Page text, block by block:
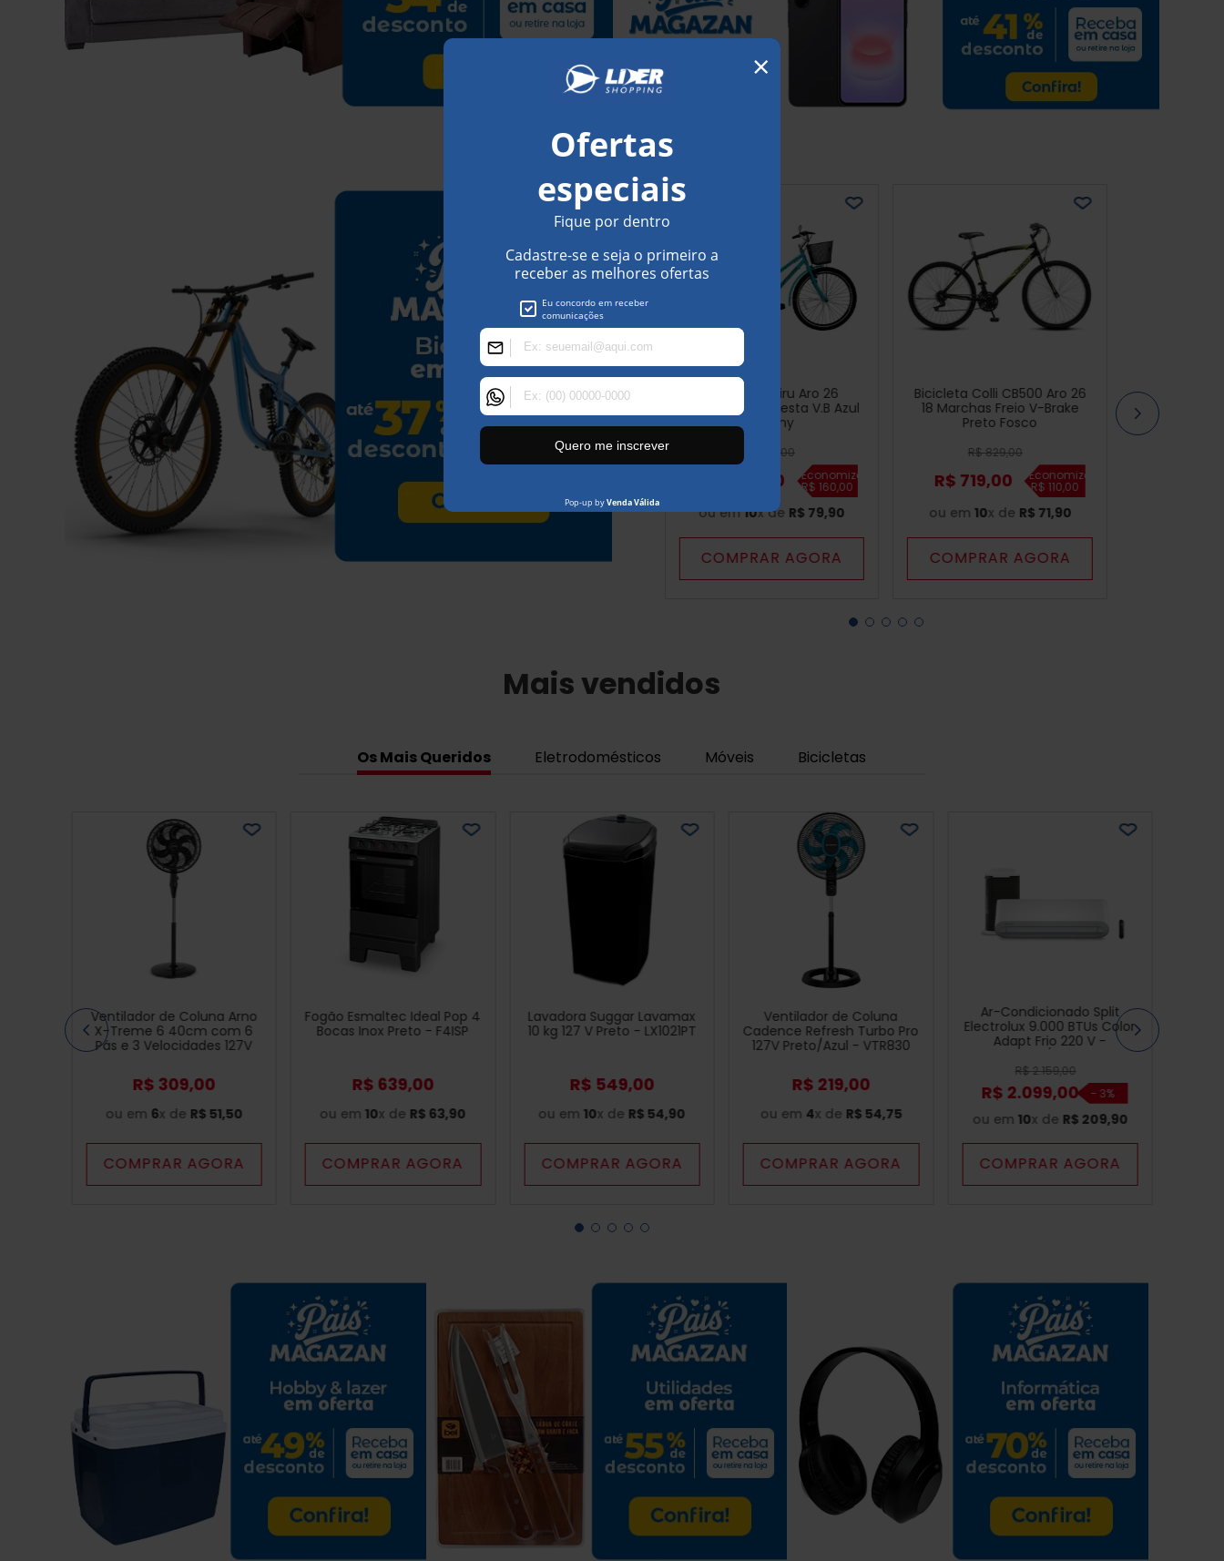
Bicicleta Cairu Aro 26
Genova com Cesta V.B Azul
Tiffany
00
00 Economize
R$ 160,00
ou em10x de R$ 79,90
COMPRAR AGORA
Bicicleta Colli CB500 Aro 26
18 Marchas Freio V-Brake
Preto Fosco
R$829,00
R$ 719,00 Economize
R$ 110,00
ou em 10x de R$ 71,90
COMPRAR AGORA
Mais vendidos
Os Mais Queridos Eletrodomésticos Móveis Bicicletas
Ventilador de Coluna Arno
X-Treme 6 40cm com 6
Pás e 3 Velocidades 127V
R$ 309,00
ou em 6x de R$ 51,50
COMPRAR AGORA
Fogão Esmaltec Ideal Pop 4
Bocas Inox Preto - F4ISP
R$ 639,00
ou em 10x de R$ 63,90
COMPRAR AGORA
Lavadora Suggar Lavamax
10 kg 127 V Preto - LX1021PT
R$ 549,00
ou em 10x de R$ 54,90
COMPRAR AGORA
Ventilador de Coluna
Cadence Refresh Turbo Pro
127V Preto/Azul - VTR830
R$ 219,00
ou em 4x de R$ 54,75
COMPRAR AGORA
Ar-Condicionado Split
Electrolux 9.000 BTUs Color
Adapt Frio 220 V -
R$2.159,00
R$ 2.099,00 - 3%
ou em 10x de R$ 209,90
COMPRAR AGORA